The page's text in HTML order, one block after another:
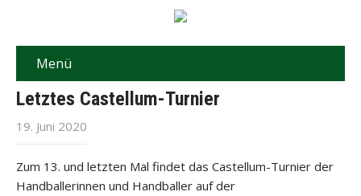
Menü
Letztes Castellum-Turnier
19. Juni 2020
Zum 13. und letzten Mal findet das Castellum-Turnier der
Handballerinnen und Handballer auf der